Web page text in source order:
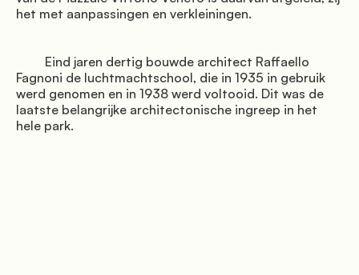
              Routebeschrijving
© Mugello Verde
het met aanpassingen en verkleiningen.
Fagnoni de luchtmachtschool, die in 1935 in gebruik
werd genomen en in 1938 werd voltooid. Dit was de
laatste belangrijke architectonische ingreep in het
hele park.